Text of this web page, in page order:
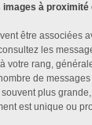
à proximité
être associées
les
votre rang,
de
plus
est unique ou